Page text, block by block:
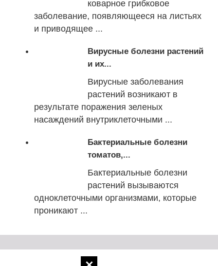
коварное грибковое
заболевание, появляющееся на листьях
и приводящее ...
Вирусные болезни растений
и их...
Вирусные заболевания
растений возникают в
результате поражения зеленых
насаждений внутриклеточными ...
Бактериальные болезни
томатов,...
Бактериальные болезни
растений вызываются
одноклеточными организмами, которые
проникают ...